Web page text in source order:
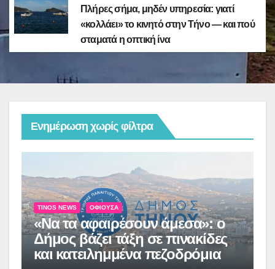
Πλήρες σήμα, μηδέν υπηρεσία: γιατί
«κολλάει» το κινητό στην Τήνο — και πού
σταματά η οπτική ίνα
Ενημέρωση χωρίς φίλτρα
TINOS NEWS ΟΦΙΟΎΣΑ
«Να τα αφαιρέσουν άμεσα»: ο
Δήμος βάζει τάξη σε πινακίδες
και κατειλημμένα πεζοδρόμια